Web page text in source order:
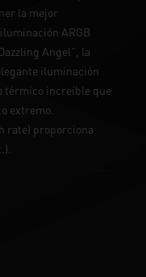
la mejor
ARGB
Angel", la
iluminación
térmico increíble que
extremo.
rate) proporciona